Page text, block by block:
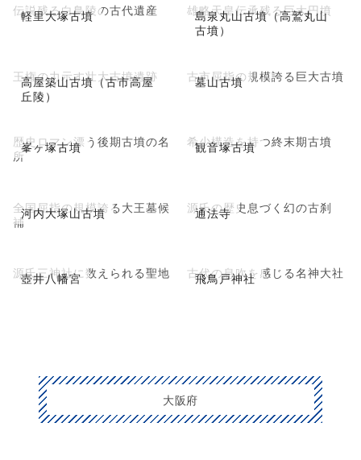
軽里大塚古墳
伝説残る白鳥陵の古代遺産
島泉丸山古墳（高鷲丸山
古墳）
雄略天皇伝承残る巨大円墳
高屋築山古墳（古市高屋
丘陵）
王権の力示す壮大古墳遺跡 墓山古墳
古市屈指の規模誇る巨大古墳
峯ヶ塚古墳
歴史ロマン漂う後期古墳の名
所
観音塚古墳
希少構造を持つ終末期古墳
河内大塚山古墳
全国屈指の規模誇る大王墓候
補
通法寺
源氏の歴史息づく幻の古刹
壺井八幡宮
源氏三神社に数えられる聖地 飛鳥戸神社
古代の息吹を感じる名神大社
大阪府